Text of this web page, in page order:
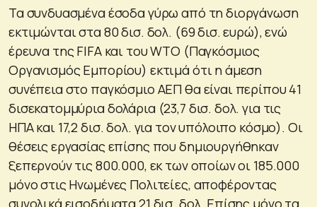
Τα συνδυασμένα έσοδα γύρω από τη διοργάνωση
εκτιμώνται στα 80 δισ. δολ. (69 δισ. ευρώ), ενώ
έρευνα της FIFA και του WTO (Παγκόσμιος
Οργανισμός Εμπορίου) εκτιμά ότι η άμεση
συνέπεια στο παγκόσμιο ΑΕΠ θα είναι περίπου 41
δισεκατομμύρια δολάρια (23,7 δισ. δολ. για τις
ΗΠΑ και 17,2 δισ. δολ. για τον υπόλοιπο κόσμο). Οι
θέσεις εργασίας επίσης που δημιουργήθηκαν
ξεπερνούν τις 800.000, εκ των οποίων οι 185.000
μόνο στις Ηνωμένες Πολιτείες, αποφέροντας
συνολικά εισοδήματα 21 δισ. δολ. Επίσης μόνο τα